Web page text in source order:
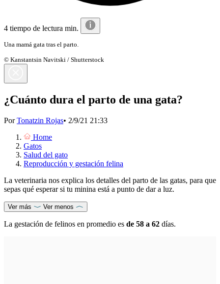
4 tiempo de lectura min.
Una mamá gata tras el parto.
© Kanstantsin Navitski / Shutterstock
¿Cuánto dura el parto de una gata?
PorTonatzin Rojas• 2/9/21 21:33
Home
Gatos
Salud del gato
Reproducción y gestación felina
La veterinaria nos explica los detalles del parto de las gatas, para que
sepas qué esperar si tu minina está a punto de dar a luz.
Ver más Ver menos
La gestación de felinos en promedio es de 58 a 62 días.